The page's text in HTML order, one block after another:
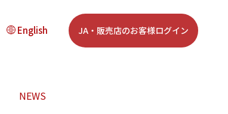
English JA・販売店のお客様ログイン
NEWS